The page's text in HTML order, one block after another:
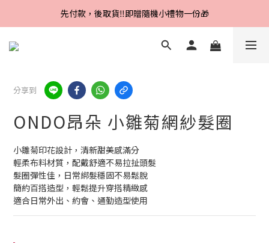
Line好友招募中，首購、回購皆贈100元
先付款，後取貨‼️即贈隨機小禮物一份🎁
Line好友招募中，首購、回購皆贈100元
分享到
ONDO昂朵 小雛菊網紗髮圈
小雛菊印花設計，清新甜美感滿分
輕柔布料材質，配戴舒適不易拉扯頭髮
髮圈彈性佳，日常綁髮穩固不易鬆脫
簡約百搭造型，輕鬆提升穿搭精緻感
適合日常外出、約會、通勤造型使用